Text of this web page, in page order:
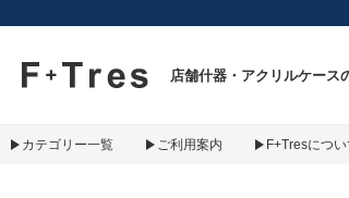
F+Tres｜エフ プラス トレス｜
店舗什器・アクリルケース
カテゴリー一覧 ご利用案内 F+Tresについ